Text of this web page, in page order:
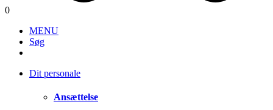
0
MENU
Søg
Dit personale
Ansættelse